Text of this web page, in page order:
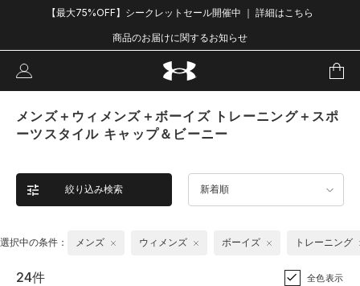
【最大75%OFF】シークレットセール開催中 ｜ 詳細はこちら
商品のお届けに関するお知らせ
メンズ＋ウィメンズ＋ボーイズ トレーニング＋スポ
ーツスタイル キャップ＆ビーニー
絞り込み検索 新着順
選択中の条件： メンズ ウィメンズ ボーイズ トレーニング
24件 全色表示